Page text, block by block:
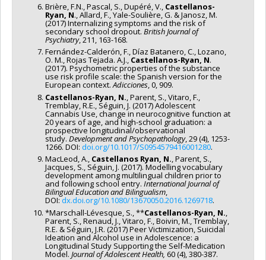
Brière, F.N., Pascal, S., Dupéré, V., Castellanos-
Ryan, N., Allard, F., Yale-Soulière, G. & Janosz, M.
(2017) Internalizing symptoms and the risk of
secondary school dropout. British Journal of
Psychiatry, 211, 163-168.
Fernández-Calderón, F., Díaz Batanero, C., Lozano,
O. M., Rojas Tejada. A.J., Castellanos-Ryan, N.
(2017). Psychometric properties of the substance
use risk profile scale: the Spanish version for the
European context.Adicciones, 0, 909.
Castellanos-Ryan, N. , Parent, S., Vitaro, F.,
Tremblay, R.E., Séguin, J. (2017) Adolescent
Cannabis Use, change in neurocognitive function at
20 years of age, and high-school graduation: a
prospective longitudinal/observational
study. Development and Psychopathology, 29 (4), 1253-
1266. DOI: doi.org/10.1017/S0954579416001280.
MacLeod, A., Castellanos Ryan, N., Parent, S.,
Jacques, S., Séguin, J. (2017). Modelling vocabulary
development among multilingual children prior to
and following school entry. International Journal of
Bilingual Education and Bilingualism,
DOI:dx.doi.org/10.1080/13670050.2016.1269718.
*Marschall-Lévesque, S., **Castellanos-Ryan, N.
Parent, S., Renaud, J., Vitaro, F., Boivin, M., Tremblay,
R.E. & Séguin, J.R. (2017) Peer Victimization, Suicidal
Ideation and Alcohol use in Adolescence: a
Longitudinal Study Supporting the Self-Medication
Model. Journal of Adolescent Health, 60 (4), 380-387.